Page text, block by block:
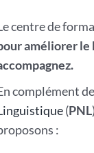
centre de
améliorer le
complément
(PNL
: